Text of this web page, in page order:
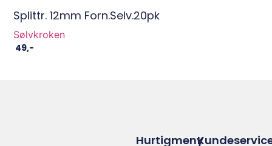
Splittr. 12mm Forn.Selv.20pk
Sølvkroken
49,-
Hurtigmeny